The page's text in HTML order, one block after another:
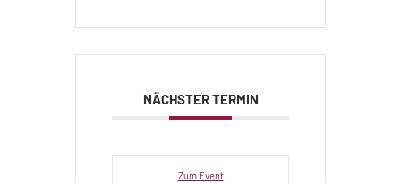
NÄCHSTER TERMIN
Zum Event